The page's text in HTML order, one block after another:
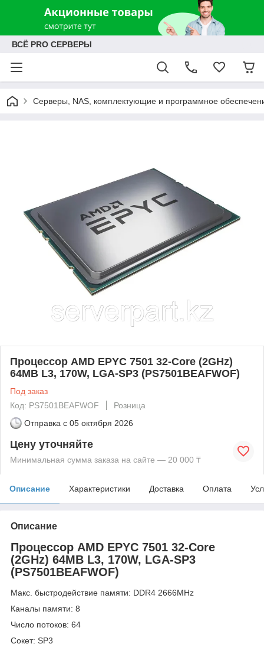
ВСЁ PRO СЕРВЕРЫ
Серверы, NAS, комплектующие и программное
Процессор AMD EPYC 7501 32-Core (2GHz)
64MB L3, 170W, LGA-SP3 (PS7501BEAFWOF)
Под заказ
Код: PS7501BEAFWOF
Розница
Отправка с 05 октября 2026
Цену уточняйте
Минимальная сумма заказа на сайте — 20 000 ₸
Описание Характеристики Доставка Оплата
Описание
Процессор AMD EPYC 7501 32-Core
(2GHz) 64MB L3, 170W, LGA-SP3
(PS7501BEAFWOF)
Макс. быстродействие памяти: DDR4 2666MHz
Каналы памяти: 8
Число потоков: 64
Сокет: SP3